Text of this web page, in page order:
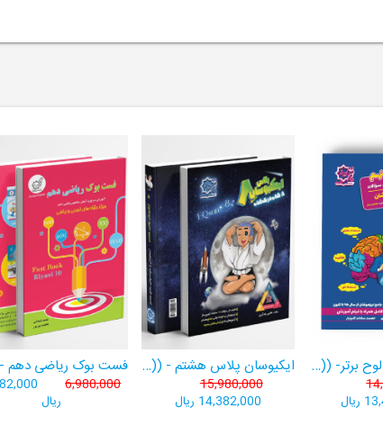
هوش برتر نهم لوح برتر- ((ویژۀ آزمون تیزهوشان پایۀ نهم+ فیلم آموزشی + سامانۀ آزمون‌ساز رایگان)) ایکیوسان پلاس هشتم - ((ویژۀ مدارس نمونه دولتی، تیزهوشان و سمپاد+ فیلم‌های آموزشی+سامانۀ آزمون‌ساز رایگان))
15,980,000
14,382,000 ریال
6,980,000
ریال